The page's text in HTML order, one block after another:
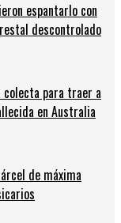
espantarlo con
descontrolado
colecta para traer a
en Australia
de máxima